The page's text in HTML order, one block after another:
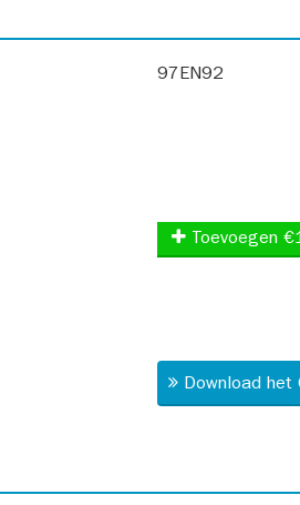
97EN92
Toevoegen
Download